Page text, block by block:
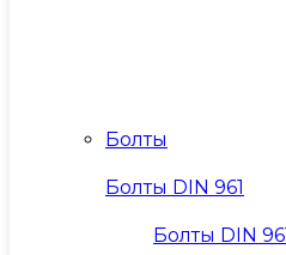
Болты
Болты DIN 961
Болты DIN